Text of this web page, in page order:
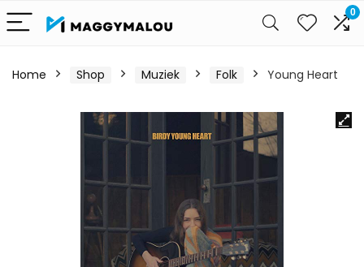
0
Home Shop Muziek Folk Young Heart